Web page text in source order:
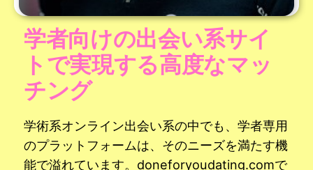
学者向けの出会い系サイ
トで実現する高度なマッ
チング
学術系オンライン出会い系の中でも、学者専用
のプラットフォームは、そのニーズを満たす機
能で溢れています。doneforyoudating.comで